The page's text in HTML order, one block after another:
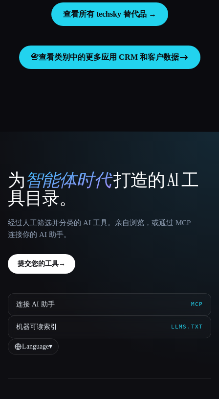
查看所有 techsky 替代品 →
📇查看类别中的更多应用 CRM 和客户数据
That AI Collection
为智能体时代打造的 AI 工
具目录。
经过人工筛选并分类的 AI 工具。亲自浏览，或通过 MCP
连接你的 AI 助手。
提交您的工具→
连接 AI 助手 MCP
机器可读索引 LLMS.TXT
Language▾